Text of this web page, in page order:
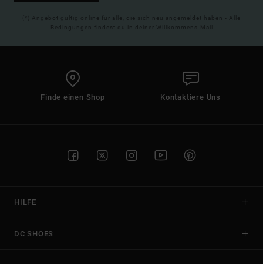
(*) Angebot gültig online für alle, die sich neu angemeldet haben - Alle
Bedingungen findest du in deiner Willkommens-Mail
Finde einen Shop Kontaktiere Uns
HILFE
DC SHOES